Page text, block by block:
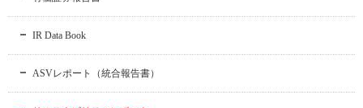
IR Data Book
ASVレポート（統合報告書）